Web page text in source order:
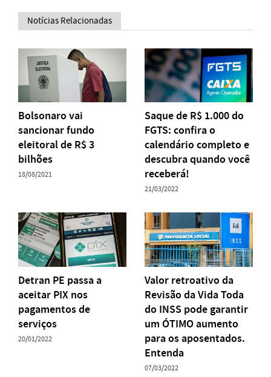
Notícias Relacionadas
Bolsonaro vai
sancionar fundo
eleitoral de R$ 3
bilhões
18/08/2021
Saque de R$ 1.000 do
FGTS: confira o
calendário completo e
descubra quando você
receberá!
21/03/2022
Detran PE passa a
aceitar PIX nos
pagamentos de
serviços
20/01/2022
Valor retroativo da
Revisão da Vida Toda
do INSS pode garantir
um ÓTIMO aumento
para os aposentados.
Entenda
07/03/2022